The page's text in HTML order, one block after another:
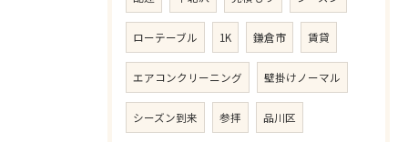
ローテーブル 1K 鎌倉市 賃貸
エアコンクリーニング 壁掛けノーマル
シーズン到来 参拝 品川区